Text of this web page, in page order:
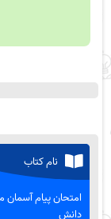
نام کتاب
امتحان پیام آسمان
دانش